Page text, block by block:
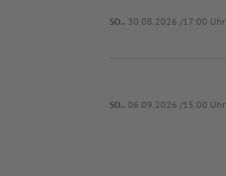
SO.. 30.08.2026 /17:00 Uhr
SO.. 06.09.2026 /15:00 Uhr